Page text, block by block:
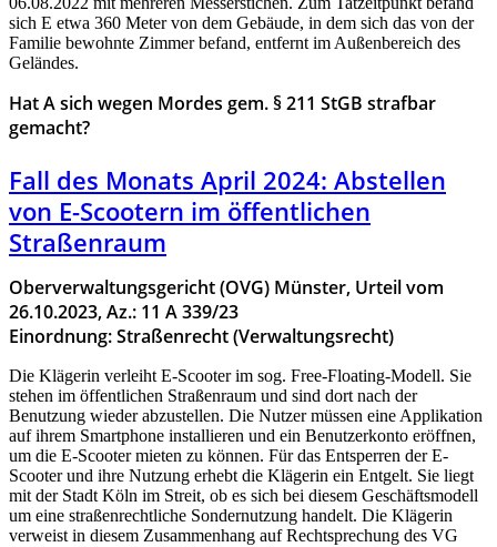
sich E etwa 360 Meter von dem Gebäude, in dem sich das von der
Familie bewohnte Zimmer befand, entfernt im Außenbereich des
Geländes.
Hat A sich wegen Mordes gem. § 211 StGB strafbar
gemacht?
Fall des Monats April 2024: Abstellen
von E-Scootern im öffentlichen
Straßenraum
Oberverwaltungsgericht (OVG) Münster, Urteil vom
26.10.2023, Az.: 11 A 339/23
Einordnung: Straßenrecht (Verwaltungsrecht)
Die Klägerin verleiht E-Scooter im sog. Free-Floating-Modell. Sie
stehen im öffentlichen Straßenraum und sind dort nach der
Benutzung wieder abzustellen. Die Nutzer müssen eine Applikation
auf ihrem Smartphone installieren und ein Benutzerkonto eröffnen,
um die E-Scooter mieten zu können. Für das Entsperren der E-
Scooter und ihre Nutzung erhebt die Klägerin ein Entgelt. Sie liegt
mit der Stadt Köln im Streit, ob es sich bei diesem Geschäftsmodell
um eine straßenrechtliche Sondernutzung handelt. Die Klägerin
verweist in diesem Zusammenhang auf Rechtsprechung des VG